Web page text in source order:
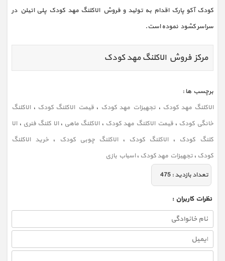
کودک آکو پارک اقدام به تولید و فروش الاکلنگ مهد کودک پلی اتیلن در
سراسر کشود نموده است.
مرکز فروش الاکلنگ مهد کودک
برچسب ها :
الاکلنگ مهد کودک ، تجهیزات مهد کودک ،قیمت الاکلنگ کودک ، الاکلنگ
خانگی کودک ،قیمت الاکلنگ مهد کودک ، الاکلنگ ماهی ،الا کلنگ فنری ، الا
کلنگ کودک ، الاکلنگ کودک ، الاکلنگ چوبی کودک ،خرید الاکلنگ
کودک ،تجهیزات مهد کودک ،اسباب بازی
تعداد بازديد :475
نظرات كاربران :